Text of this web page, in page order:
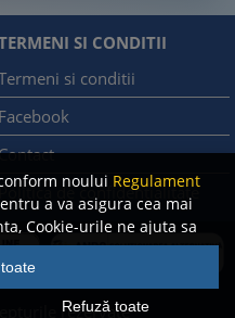
noului Regulament
a va asigura cea mai
Cookie-urile ne ajuta sa
oferindu-va dvs.,
si mult mai
site-ul nostru si partenerii
Refuză toate
SI CONDITII
si conditii
Facebook
de confidentialitate
rezervate